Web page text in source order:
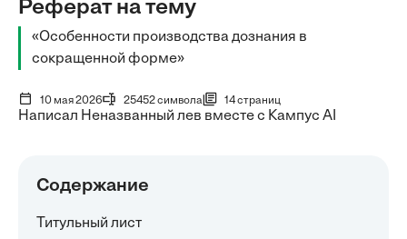
Реферат на тему
«Особенности производства дознания в
сокращенной форме»
10 мая 2026 25452 символа 14 страниц
Написал Неназванный лев вместе с Кампус AI
Содержание
Титульный лист